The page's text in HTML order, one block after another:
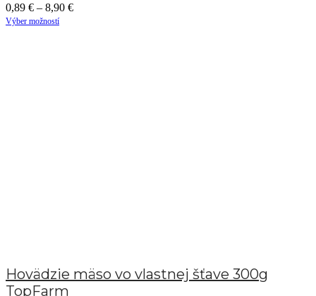
0,89 € – 8,90 €
Výber možností
Hovädzie mäso vo vlastnej šťave 300g
TopFarm